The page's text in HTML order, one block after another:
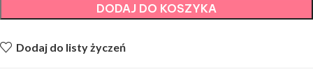
DODAJ DO KOSZYKA
Dodaj do listy życzeń